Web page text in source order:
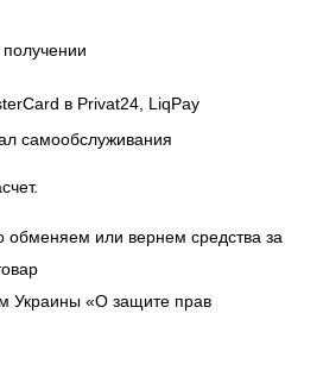
в Рrivat24, LiqPay
самообслуживания
обменяем или вернем средства за
Украины «О защите прав